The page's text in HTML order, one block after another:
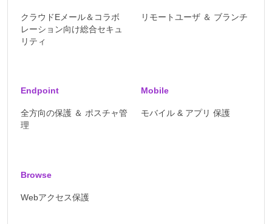
クラウドEメール＆コラボ
レーション向け総合セキュ
リティ
リモートユーザ ＆ ブランチ
Endpoint
全方向の保護 ＆ ポスチャ管
理
Mobile
モバイル & アプリ 保護
Browse
Webアクセス保護